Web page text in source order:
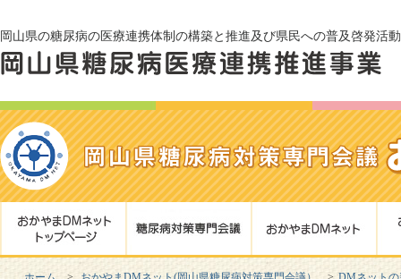
岡山県の糖尿病の医療連携体制の構築と推進及び県民への普及啓発活